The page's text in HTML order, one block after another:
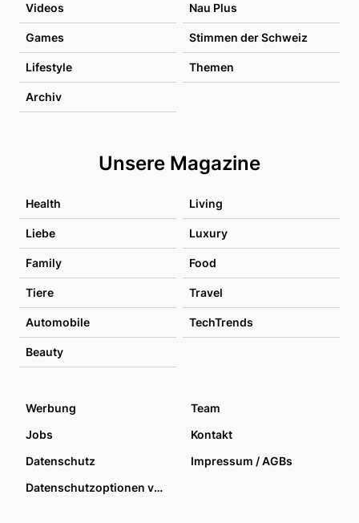
Videos Nau Plus
Games Stimmen der Schweiz
Lifestyle Themen
Archiv
Unsere Magazine
Health Living
Liebe Luxury
Family Food
Tiere Travel
Automobile TechTrends
Beauty
Werbung
Team
Jobs
Kontakt
Datenschutz
Impressum / AGBs
Datenschutzoptionen verwalten